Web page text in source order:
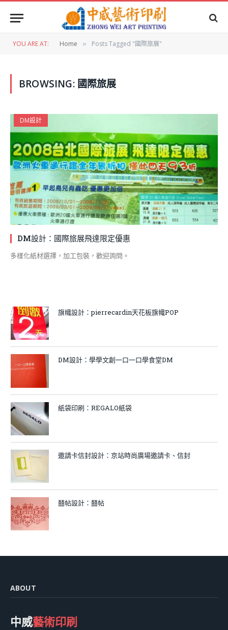
YOU ARE AT: Home » Posts Tagged "國際旅展"
BROWSING: 國際旅展
DM設計
DM設計：國際旅展飛達限定優惠
多樣化紙材選擇，加工包裝，歡迎詢問。
旗幟設計：pierrecardin天花板旗幟POP
DM設計：學學文創一口一口學食堂DM
紙袋印刷：REGALO紙袋
邀請卡信封設計：京站時尚廣場邀請卡、信封
囍帖設計：囍帖
ABOUT
中威藝術印刷